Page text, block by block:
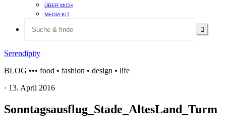
ÜBER MICH
MEDIA KIT
Serendipity
BLOG ••• food • fashion • design • life
· 13. April 2016
Sonntagsausflug_Stade_AltesLand_Turm